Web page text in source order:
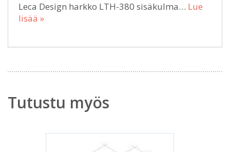
Leca Design harkko LTH-380 sisäkulma… Lue
lisää »
Tutustu myös